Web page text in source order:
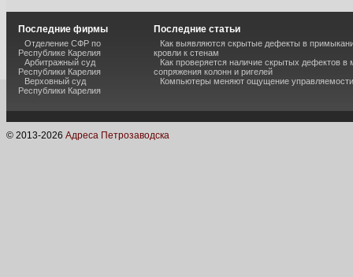
Последние фирмы
Отделение СФР по
Республике Карелия
Арбитражный суд
Республики Карелия
Верховный суд
Республики Карелия
Последние статьи
Как выявляются скрытые дефекты в
кровли к стенам
Как проверяется наличие скрытых дефектов в
сопряжения колонн и ригелей
Компьютеры меняют ощущение управляемости
© 2013-2026 Адреса Петрозаводска